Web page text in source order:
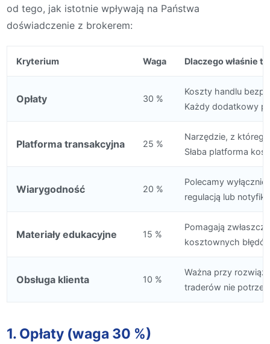
od tego, jak istotnie wpływają na Państwa
doświadczenie z brokerem:
Kryterium Waga Dlaczego właśnie
Opłaty 30 %
Koszty handlu
Każdy dodatkowy
Platforma transakcyjna 25 %
Narzędzie, z
Słaba platforma
Wiarygodność 20 %
Polecamy
regulacją lub
Materiały edukacyjne 15 %
Pomagają
kosztownych
Obsługa klienta 10 %
Ważna przy
traderów nie
1. Opłaty (waga 30 %)